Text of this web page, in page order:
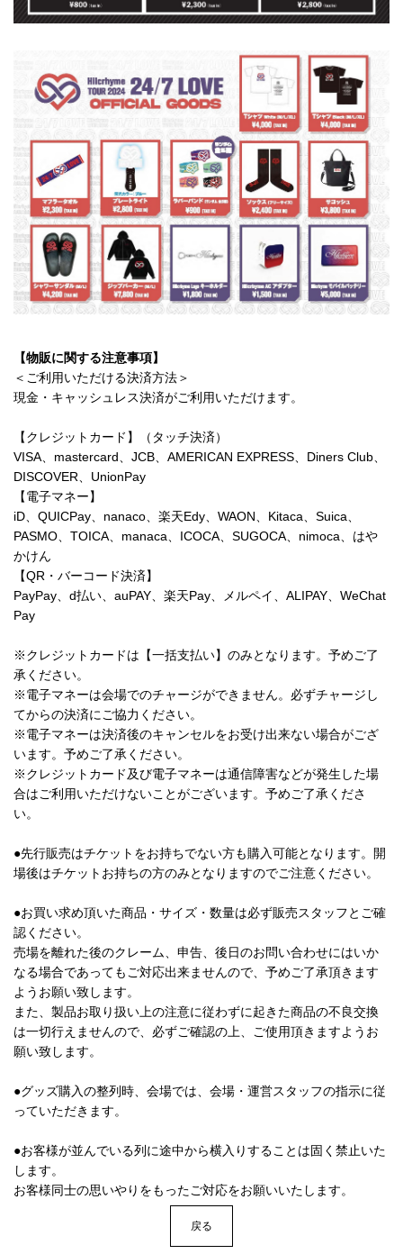
【物販に関する注意事項】
＜ご利用いただける決済方法＞
現金・キャッシュレス決済がご利用いただけます。
【クレジットカード】（タッチ決済）
VISA、mastercard、JCB、AMERICAN EXPRESS、Diners Club、
DISCOVER、UnionPay
【電子マネー】
iD、QUICPay、nanaco、楽天Edy、WAON、Kitaca、Suica、
PASMO、TOICA、manaca、ICOCA、SUGOCA、nimoca、はや
かけん
【QR・バーコード決済】
PayPay、d払い、auPAY、楽天Pay、メルペイ、ALIPAY、WeChat
Pay
※クレジットカードは【一括支払い】のみとなります。予めご了
承ください。
※電子マネーは会場でのチャージができません。必ずチャージし
てからの決済にご協力ください。
※電子マネーは決済後のキャンセルをお受け出来ない場合がござ
います。予めご了承ください。
※クレジットカード及び電子マネーは通信障害などが発生した場
合はご利用いただけないことがございます。予めご了承くださ
い。
●先行販売はチケットをお持ちでない方も購入可能となります。開
場後はチケットお持ちの方のみとなりますのでご注意ください。
●お買い求め頂いた商品・サイズ・数量は必ず販売スタッフとご確
認ください。
売場を離れた後のクレーム、申告、後日のお問い合わせにはいか
なる場合であってもご対応出来ませんので、予めご了承頂きます
ようお願い致します。
また、製品お取り扱い上の注意に従わずに起きた商品の不良交換
は一切行えませんので、必ずご確認の上、ご使用頂きますようお
願い致します。
●グッズ購入の整列時、会場では、会場・運営スタッフの指示に従
っていただきます。
●お客様が並んでいる列に途中から横入りすることは固く禁止いた
します。
お客様同士の思いやりをもったご対応をお願いいたします。
戻る